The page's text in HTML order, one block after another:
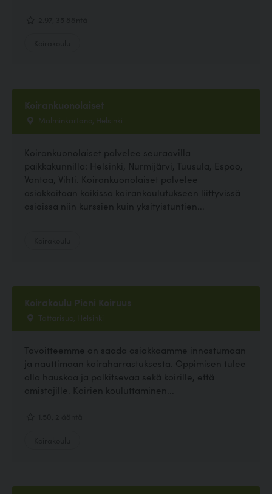
Koirankuonolaiset
Malminkartano, Helsinki
Koirankuonolaiset palvelee seuraavilla
paikkakunnilla: Helsinki, Nurmijärvi, Tuusula, Espoo,
Vantaa, Vihti. Koirankuonolaiset palvelee
asiakkaitaan kaikissa koirankoulutukseen liittyvissä
asioissa niin kurssien kuin yksityistuntien...
Koirakoulu Pieni Koiruus
Tattarisuo, Helsinki
Tavoitteemme on saada asiakkaamme innostumaan
ja nauttimaan koiraharrastuksesta. Oppimisen tulee
olla hauskaa ja palkitsevaa sekä koirille, että
omistajille. Koirien kouluttaminen...